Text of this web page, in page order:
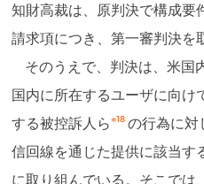
知財高裁は、原判決で構成要
請求項につき、第一審判決を
そのうえで、判決は、米国
国内に所在するユーザに向け
する被控訴人ら※18 の行為に対
信回線を通じた提供に該当す
に取り組んでいる。そこでは